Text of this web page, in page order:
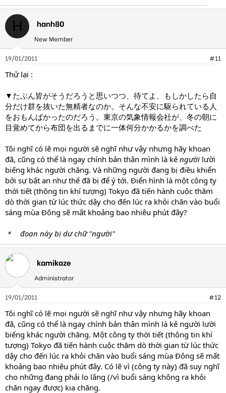
H hanh80
New Member
19/01/2011 #11
Thử lại :
▼たぶん皆がそうだろうと思いつつ、待てよ、もしかしたら自
分だけ群を抜いた無精者なのか。そんな不安に駆られている人
をおもんばかったのだろう。東京の気象情報会社が、冬の朝に
目覚めてから布団を出るまでに一体何分かかるかを調べた
Tôi nghĩ có lẽ mọi người sẽ nghĩ như vậy nhưng hãy khoan
đã, cũng có thể là ngay chính bản thân mình là kẻ người lười
biếng khác người chăng. Và những người đang bị điều khiển
bởi sự bất an như thế đã bị để ý tới. Điển hình là một công ty
thời tiết (thông tin khí tượng) Tokyo đã tiến hành cuộc thăm
dò thời gian từ lúc thức dậy cho đến lúc ra khỏi chăn vào buổi
sáng mùa Đông sẽ mất khoảng bao nhiêu phút đây?
＊ đoạn này bị dư chữ "người"
kamikaze
Administrator
19/01/2011 #12
Tôi nghĩ có lẽ mọi người sẽ nghĩ như vậy nhưng hãy khoan
đã, cũng có thể là ngay chính bản thân mình là kẻ người lười
biếng khác người chăng. Một công ty thời tiết (thông tin khí
tượng) Tokyo đã tiến hành cuộc thăm dò thời gian từ lúc thức
dậy cho đến lúc ra khỏi chăn vào buổi sáng mùa Đông sẽ mất
khoảng bao nhiêu phút đây. Có lẽ vì (công ty này) đã suy nghĩ
cho những đang phải lo lắng (/vì buổi sáng không ra khỏi
chăn ngay được) kia chăng.